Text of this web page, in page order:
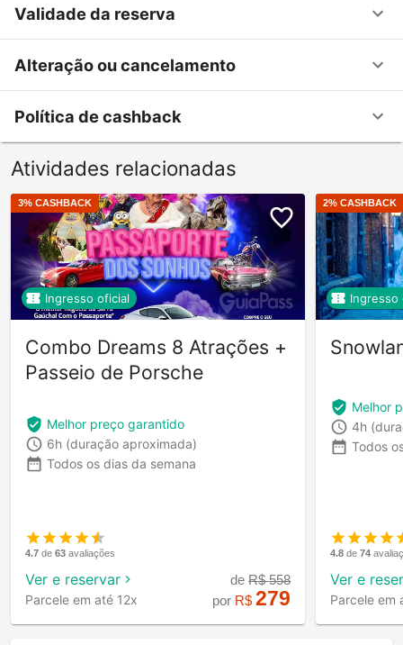
Validade da reserva
Alteração ou cancelamento
Política de cashback
Atividades relacionadas
3% CASHBACK
Ingresso oficial
Combo Dreams 8 Atrações +
Passeio de Porsche
Melhor preço garantido
6h (duração aproximada)
Todos os dias da semana
4.7 de 63 avaliações
Ver e reservar
Parcele em até 12x
deR$558
por R$279
2% CASHBACK
Ingresso
Melhor
4h
Todos
4.8 de 74
Ver e
Parcele em